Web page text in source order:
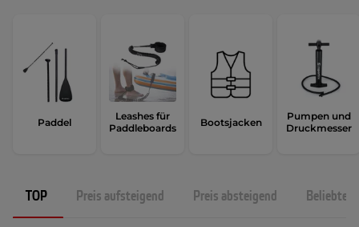
Paddel
Leashes für
Paddleboards
Bootsjacken
Pumpen und
Druckmesser
TOP Preis aufsteigend Preis absteigend